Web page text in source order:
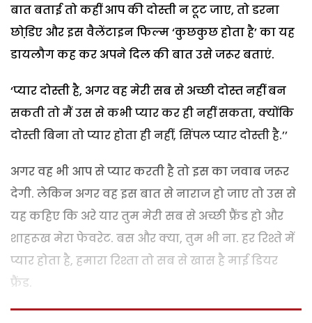
बात बताई तो कहीं आप की दोस्ती न टूट जाए, तो डरना
छोडि़ए और इस वैलेंटाइन फिल्म ‘कुछकुछ होता है’ का यह
डायलौग कह कर अपने दिल की बात उसे जरूर बताएं.
‘प्यार दोस्ती है, अगर वह मेरी सब से अच्छी दोस्त नहीं बन
सकती तो मैं उस से कभी प्यार कर ही नहीं सकता, क्योंकि
दोस्ती बिना तो प्यार होता ही नहीं, सिंपल प्यार दोस्ती है.’’
अगर वह भी आप से प्यार करती है तो इस का जवाब जरूर
देगी. लेकिन अगर वह इस बात से नाराज हो जाए तो उस से
यह कहिए कि अरे यार तुम मेरी सब से अच्छी फ्रैंड हो और
शाहरूख मेरा फेवरेट. बस और क्या, तुम भी ना. हर रिश्ते में
प्यार होता है, हमारा रिश्ता तो सब से खास है माई डियर
फ्रैंड.